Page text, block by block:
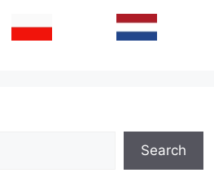
Search